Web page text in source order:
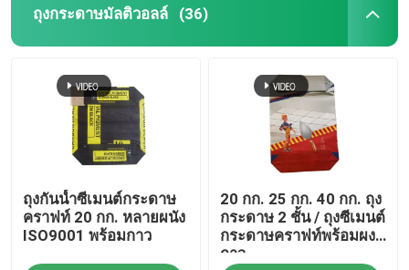
ถุงกระดาษมัลติวอลล์ (36)
ถุงกันน้ำซีเมนต์กระดาษ
คราฟท์ 20 กก. หลายผนัง
ISO9001 พร้อมกาว
20 กก. 25 กก. 40 กก. ถุง
กระดาษ 2 ชั้น / ถุงซีเมนต์
กระดาษคราฟท์พร้อมผง
กาว